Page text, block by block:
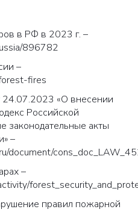
в РФ в 2023 г. –
896782
–
fires
24.07.2023 «О внесении
Российской
законодательные акты
–
document/
–
правил пожарной